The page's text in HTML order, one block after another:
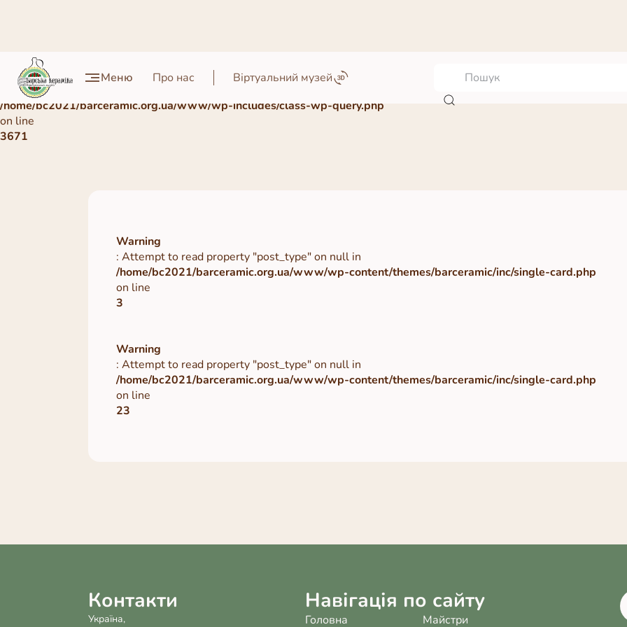
Меню Про нас Віртуальний музей
Warning
: Undefined array key 0 in
/home/bc2021/barceramic.org.ua/www/wp-includes/class-wp-query.php
on line
3671
Warning
: Attempt to read property "post_type" on null in
/home/bc2021/barceramic.org.ua/www/wp-content/themes/barceramic/inc/single-card.php
on line
3
Warning
: Attempt to read property "post_type" on null in
/home/bc2021/barceramic.org.ua/www/wp-content/themes/barceramic/inc/single-card.php
on line
23
Контакти
Україна,
Навігація по сайту
Головна Майстри